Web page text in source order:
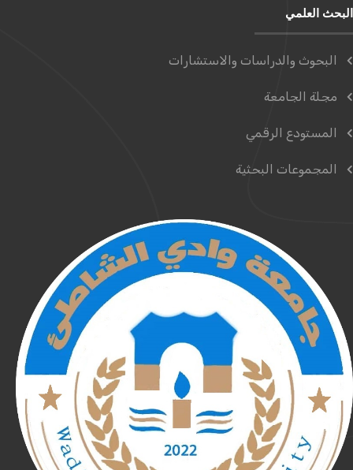
البحث العلمي
البحوث والدراسات والاستشارات
مجلة الجامعة
المستودع الرقمي
المجموعات البحثية